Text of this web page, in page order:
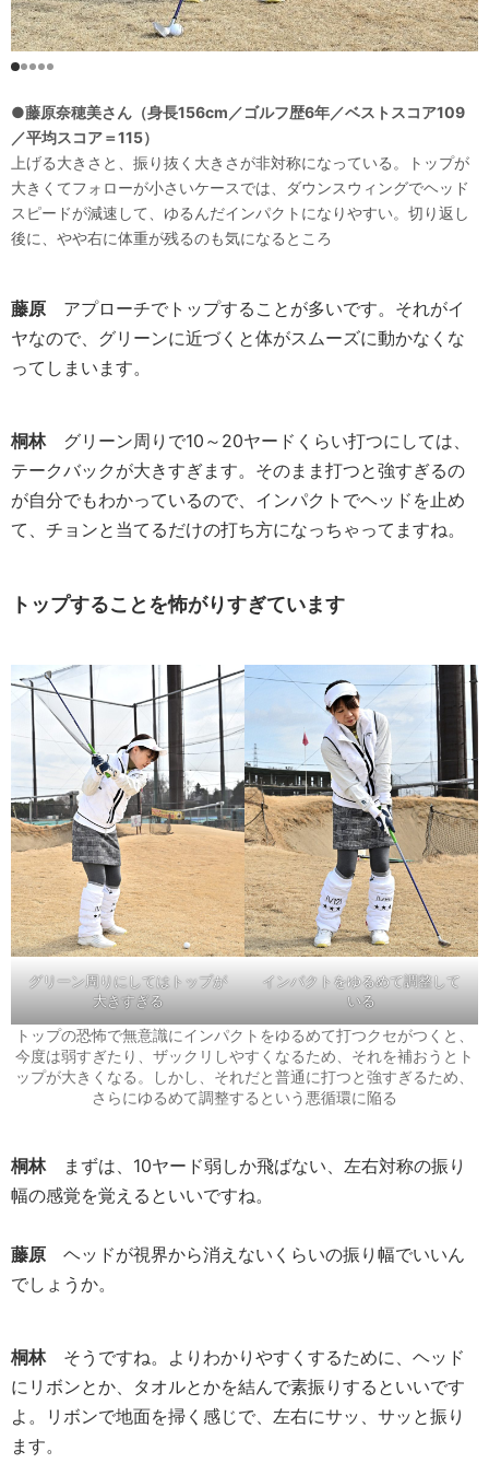
●藤原奈穂美さん（身長156cm／ゴルフ歴6年／ベストスコア109
／平均スコア＝115）
上げる大きさと、振り抜く大きさが非対称になっている。トップが
大きくてフォローが小さいケースでは、ダウンスウィングでヘッド
スピードが減速して、ゆるんだインパクトになりやすい。切り返し
後に、やや右に体重が残るのも気になるところ
藤原 アプローチでトップすることが多いです。それがイ
ヤなので、グリーンに近づくと体がスムーズに動かなくな
ってしまいます。
桐林グリーン周りで10～20ヤードくらい打つにしては、
テークバックが大きすぎます。そのまま打つと強すぎるの
が自分でもわかっているので、インパクトでヘッドを止め
て、チョンと当てるだけの打ち方になっちゃってますね。
トップすることを怖がりすぎています
グリーン周りにしてはトップが
大きすぎる
インパクトをゆるめて調整して
いる
トップの恐怖で無意識にインパクトをゆるめて打つクセがつくと、
今度は弱すぎたり、ザックリしやすくなるため、それを補おうとト
ップが大きくなる。しかし、それだと普通に打つと強すぎるため、
さらにゆるめて調整するという悪循環に陥る
桐林まずは、10ヤード弱しか飛ばない、左右対称の振り
幅の感覚を覚えるといいですね。
藤原 ヘッドが視界から消えないくらいの振り幅でいいん
でしょうか。
桐林そうですね。よりわかりやすくするために、ヘッド
にリボンとか、タオルとかを結んで素振りするといいです
よ。リボンで地面を掃く感じで、左右にサッ、サッと振り
ます。